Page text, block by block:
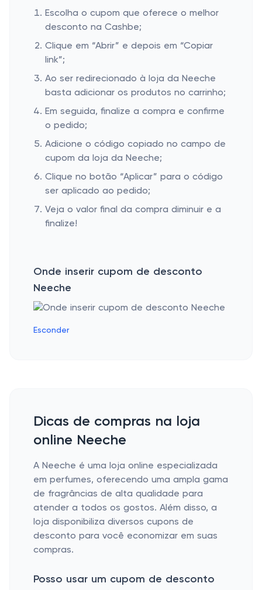
Escolha o cupom que oferece o melhor
desconto na Cashbe;
Clique em “Abrir” e depois em “Copiar
link”;
Ao ser redirecionado à loja da Neeche
basta adicionar os produtos no carrinho;
Em seguida, finalize a compra e confirme
o pedido;
Adicione o código copiado no campo de
cupom da loja da Neeche;
Clique no botão “Aplicar” para o código
ser aplicado ao pedido;
Veja o valor final da compra diminuir e a
finalize!
Onde inserir cupom de desconto
Neeche
Esconder
Dicas de compras na loja
online Neeche
A Neeche é uma loja online especializada
em perfumes, oferecendo uma ampla gama
de fragrâncias de alta qualidade para
atender a todos os gostos. Além disso, a
loja disponibiliza diversos cupons de
desconto para você economizar em suas
compras.
Posso usar um cupom de desconto